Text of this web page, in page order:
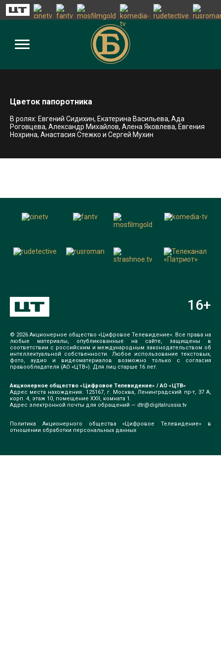
Цветок папоротника
В ролях: Евгений Сидихин, Екатерина Васильева, Ада
Роговцева, Александр Михайлов, Алена Яковлева, Евгения
Нохрина, Анастасия Стежко и Сергей Мухин
© 2026 Акционерное общество «Цифровое Телевидение». Все права на
любые материалы, опубликованные на сайте, защищены в
соответствии с российским и международным законодательством об
интеллектуальной собственности. Любое использование текстовых,
фото, аудио и видеоматериалов возможно только с согласия
правообладателя (АО «ЦТВ»). Для лиц старше 16 лет.
Акционерное общество «Цифровое Телевидение» / АО «ЦТВ»
Адрес места нахождения: 125167, г. Москва, Ленинградский пр-т, 37 А,
корп. 4, этаж 10, помещение XXII, комната 1.
Адрес электронной почты для обращений — dtr@digitalrussia.tv
Политика Акционерного общества «Цифровое Телевидение» в
отношении обработки персональных данных
16+